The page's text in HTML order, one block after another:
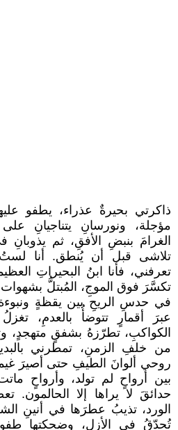
ذاكرتي بحيرةٌ عذراء، يطفو
مؤجلة، ونورسانِ يتناجيانِ
الغرامَ بنبضِ الأفقِ، ثم
تلاشى قبل أن يُنطق. أنا
تعرفني، فأنا ابنُ البحيراتِ
تكسَّرَ فوق الموجِ، المُبتلُّ بشهوات
في حدسِ الريحِ بين يقظةٍ ونبوءة.
عبرَ أقمارٍ تتوضأُ بالعدمِ،
الكواكبِ، تطرّزهُ بشفقٍ متهجدٍ،
من خلفِ الزمنِ، تمطرني
روحي ألوانَ الطيفِ حتى أصيرَ
بين أرواحٍ لم تولد، وأرواحٍ
حدائقَ لا يراها إلا الحالمون.
الورد، تذيبُ عطرَها في أنينِ
تُحدّقُ في الأزل، وضحكتها